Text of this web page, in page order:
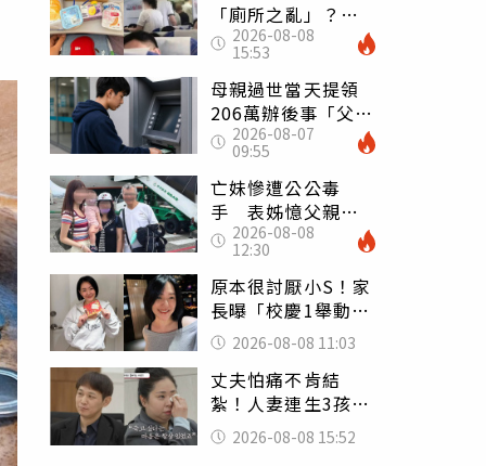
「廁所之亂」？乘
客崩潰：差點丟大
臉 醫揭3類人別亂
喝
2026-08-08
15:53
母親過世當天提領
206萬辦後事「父子
遭判刑」 律師：
搶錢先下手是罪
2026-08-07
09:55
亡妹慘遭公公毒
手 表姊憶父親節
前夕：小舅舅仍到
殯儀館陪她說話
2026-08-08
12:30
原本很討厭小S！家
長曝「校慶1舉動」
讓她徹底改觀 網
友洗版認證
2026-08-08 11:03
丈夫怕痛不肯結
紮！人妻連生3孩
控遭家暴淚喊：真
的好累
2026-08-08 15:52